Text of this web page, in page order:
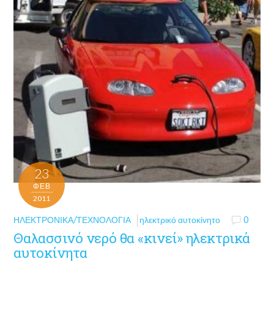
23
ΦΕΒ
2011
ΗΛΕΚΤΡΟΝΙΚΆ/ΤΕΧΝΟΛΟΓΊΑ ηλεκτρικό αυτοκίνητο 0
Θαλασσινό νερό θα «κινεί» ηλεκτρικά
αυτοκίνητα